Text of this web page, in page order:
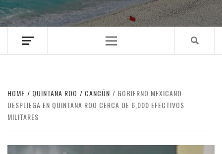
Menu
HOME QUINTANA ROO CANCÚN
GOBIERNO MEXICANO
DESPLIEGA EN QUINTANA ROO CERCA DE 6,000 EFECTIVOS
MILITARES